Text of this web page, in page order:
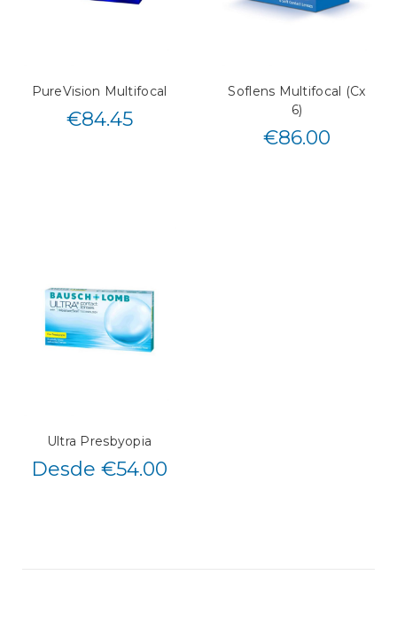
PureVision Multifocal
€84.45
Soflens Multifocal (Cx
6)
€86.00
Ultra Presbyopia
Desde €54.00